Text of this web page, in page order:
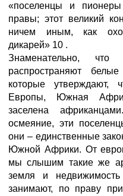
«поселенцы и
правы; этот великий
ничем иным, как
дикарей» 10 .
Знаменательно,
распространяют
которые утверждают,
Европы, Южная
заселена
осмеяние, эти
они – единственные
Южной Африки. От
мы слышим такие же
земля и
занимают, по праву